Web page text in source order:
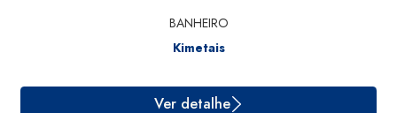
BANHEIRO
Kimetais